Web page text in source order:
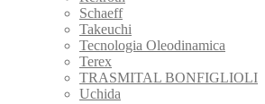
Schaeff
Takeuchi
Tecnologia Oleodinamica
Terex
TRASMITAL BONFIGLIOLI
Uchida